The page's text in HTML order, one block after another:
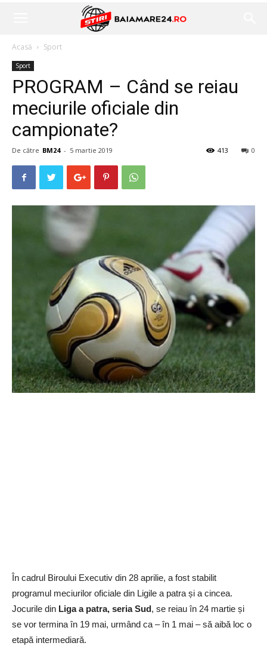
Acasă Sport
Sport
PROGRAM – Când se reiau
meciurile oficiale din
campionate?
De către BM24 - 5 martie 2019 0
413
În cadrul Biroului Executiv din 28 aprilie, a fost stabilit
programul meciurilor oficiale din Ligile a patra și a cincea.
Jocurile din Liga a patra, seria Sud, se reiau în 24 martie și
se vor termina în 19 mai, urmând ca – în 1 mai – să aibă loc o
etapă intermediară.